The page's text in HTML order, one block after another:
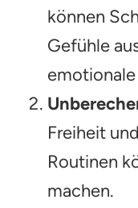
können
Gefühle
Freiheit
Routinen
machen.